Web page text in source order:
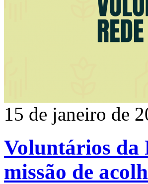
15 de janeiro de
Voluntários da
missão de